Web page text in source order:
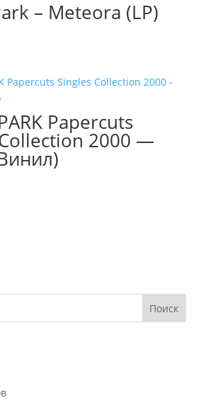
– Meteora (LP)
Papercuts
2000 —